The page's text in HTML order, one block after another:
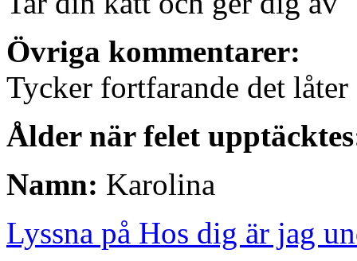
Övriga kommentarer:
Tycker fortfarande det låter
Ålder när felet
Namn: Karolina
Lyssna på Hos dig är jag